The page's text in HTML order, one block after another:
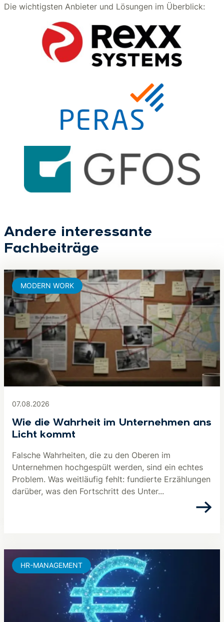
Die wichtigsten Anbieter und Lösungen im Überblick:
Andere interessante
Fachbeiträge
07.08.2026
Wie die Wahrheit im Unternehmen ans
Licht kommt
Falsche Wahrheiten, die zu den Oberen im
Unternehmen hochgespült werden, sind ein echtes
Problem. Was weitläufig fehlt: fundierte Erzählungen
darüber, was den Fortschritt des Unter...
MODERN WORK
HR-MANAGEMENT